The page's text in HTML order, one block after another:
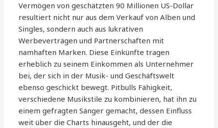
Vermögen von geschätzten 90 Millionen US-Dollar
resultiert nicht nur aus dem Verkauf von Alben und
Singles, sondern auch aus lukrativen
Werbeverträgen und Partnerschaften mit
namhaften Marken. Diese Einkünfte tragen
erheblich zu seinem Einkommen als Unternehmer
bei, der sich in der Musik- und Geschäftswelt
ebenso geschickt bewegt. Pitbulls Fähigkeit,
verschiedene Musikstile zu kombinieren, hat ihn zu
einem gefragten Sänger gemacht, dessen Einfluss
weit über die Charts hinausgeht, und der die